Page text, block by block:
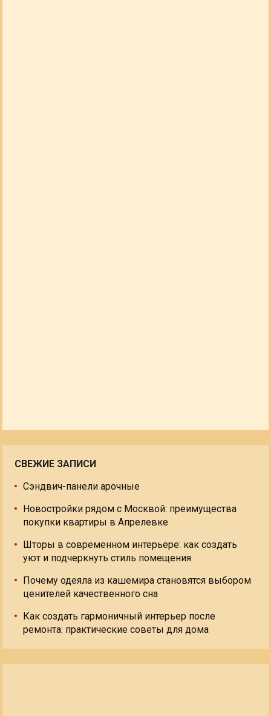
СВЕЖИЕ ЗАПИСИ
Сэндвич-панели арочные
Новостройки рядом с Москвой: преимущества
покупки квартиры в Апрелевке
Шторы в современном интерьере: как создать
уют и подчеркнуть стиль помещения
Почему одеяла из кашемира становятся выбором
ценителей качественного сна
Как создать гармоничный интерьер после
ремонта: практические советы для дома